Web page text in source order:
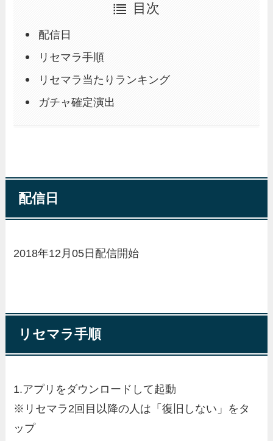
目次
配信日
リセマラ手順
リセマラ当たりランキング
ガチャ確定演出
配信日
2018年12月05日配信開始
リセマラ手順
1.アプリをダウンロードして起動
※リセマラ2回目以降の人は「復旧しない」をタ
ップ